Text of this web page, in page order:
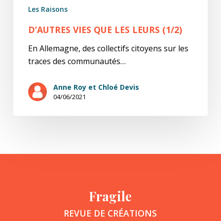
Les Raisons
D’AUTRES VIES QUE LES LEURS (1/2)
En Allemagne, des collectifs citoyens sur les
traces des communautés…
Anne Roy et Chloé Devis
04/06/2021
Fragile
REVUE DE CRÉATIONS